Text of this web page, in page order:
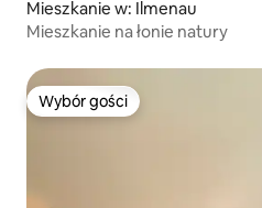
Mieszkanie w: Ilmenau
Mieszkanie na łonie natury
Wybór gości
Wybór gości